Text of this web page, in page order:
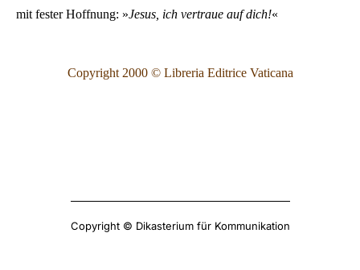
mit fester Hoffnung: »Jesus, ich vertraue auf dich!«
Copyright 2000 © Libreria Editrice Vaticana
Copyright © Dikasterium für Kommunikation